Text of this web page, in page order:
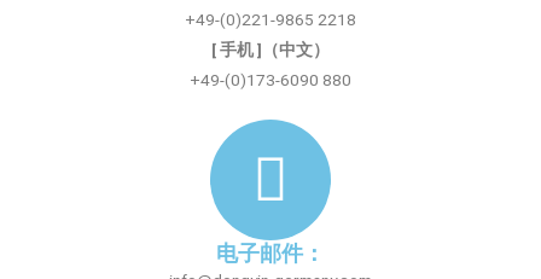
+49-(0)221-9865 2218
[ 手机 ]（中文）
+49-(0)173-6090 880
电子邮件：